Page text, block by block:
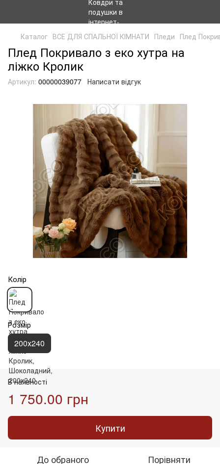
Каталог ВСЕ ДЛЯ СПАЛЬНОЇ КІМНАТИ Пледи Плед
Плед Покривало з еко хутра на
ліжко Кролик
Артикул: 00000039077 Написати відгук
Колір
Розмір
200х240
В наявності
1 750.00 грн
Купити
До обраного Порівняти